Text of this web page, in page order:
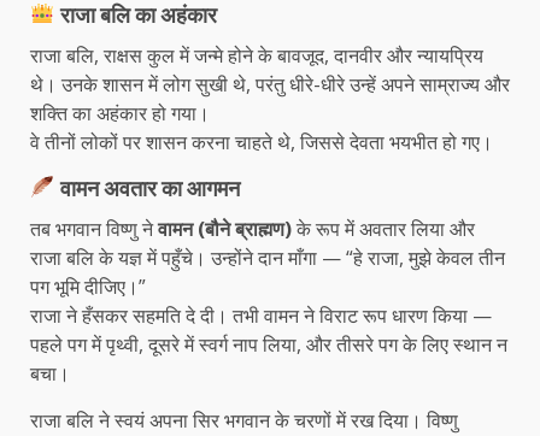
राजा बलि का अहंकार
राजा बलि, राक्षस कुल में जन्मे होने के बावजूद, दानवीर और न्यायप्रिय
थे। उनके शासन में लोग सुखी थे, परंतु धीरे-धीरे उन्हें अपने साम्राज्य और
शक्ति का अहंकार हो गया।
वे तीनों लोकों पर शासन करना चाहते थे, जिससे देवता भयभीत हो गए।
वामन अवतार का आगमन
तब भगवान विष्णु नेवामन (बौने ब्राह्मण)के रूप में अवतार लिया और
राजा बलि के यज्ञ में पहुँचे। उन्होंने दान माँगा — “हे राजा, मुझे केवल तीन
पग भूमि दीजिए।”
राजा ने हँसकर सहमति दे दी। तभी वामन ने विराट रूप धारण किया —
पहले पग में पृथ्वी, दूसरे में स्वर्ग नाप लिया, और तीसरे पग के लिए स्थान न
बचा।
राजा बलि ने स्वयं अपना सिर भगवान के चरणों में रख दिया। विष्णु